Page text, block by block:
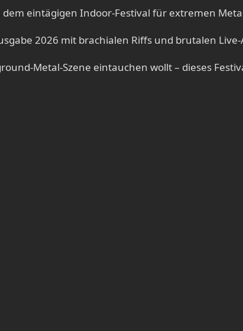
eintägigen Indoor-Festival für extremen
2026 mit brachialen Riffs und brutalen
Metal-Szene eintauchen wollt – dieses